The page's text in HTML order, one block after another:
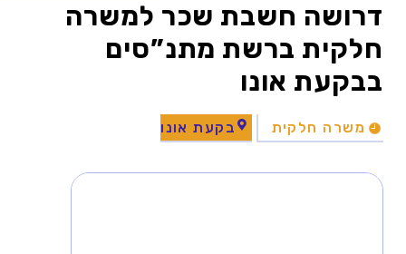
דרושה חשבת שכר למשרה
חלקית ברשת מתנ”סים
בבקעת אונו
משרה חלקית בקעת אונו